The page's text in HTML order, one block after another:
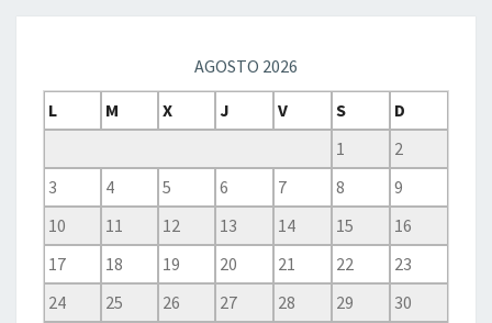
AGOSTO 2026
L
M X J V S
D
1
2
3
4 5 6 7 8
9
10
11 12 13 14 15
16
17
18 19 20 21 22
23
24
25 26 27 28 29
30